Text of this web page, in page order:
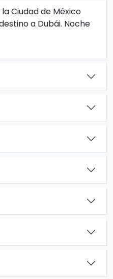
Ciudad de México
a Dubái. Noche